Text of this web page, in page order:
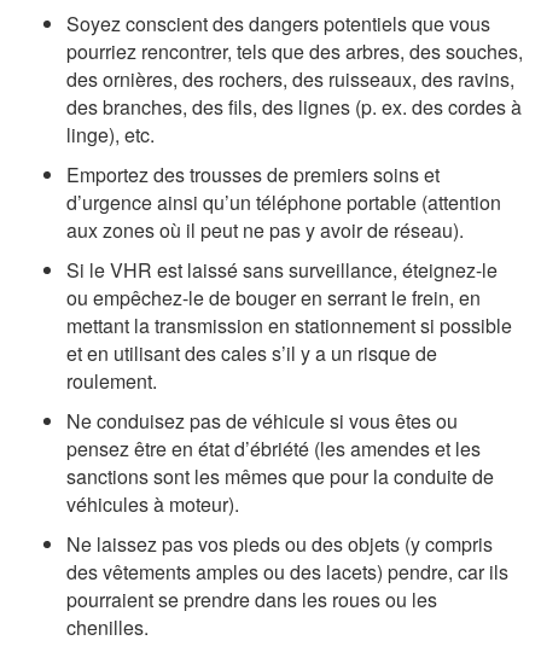
Soyez conscient des dangers potentiels que vous
pourriez rencontrer, tels que des arbres, des souches,
des ornières, des rochers, des ruisseaux, des ravins,
des branches, des fils, des lignes (p. ex. des cordes à
linge), etc.
Emportez des trousses de premiers soins et
d’urgence ainsi qu’un téléphone portable (attention
aux zones où il peut ne pas y avoir de réseau).
Si le VHR est laissé sans surveillance, éteignez-le
ou empêchez-le de bouger en serrant le frein, en
mettant la transmission en stationnement si possible
et en utilisant des cales s’il y a un risque de
roulement.
Ne conduisez pas de véhicule si vous êtes ou
pensez être en état d’ébriété (les amendes et les
sanctions sont les mêmes que pour la conduite de
véhicules à moteur).
Ne laissez pas vos pieds ou des objets (y compris
des vêtements amples ou des lacets) pendre, car ils
pourraient se prendre dans les roues ou les
chenilles.